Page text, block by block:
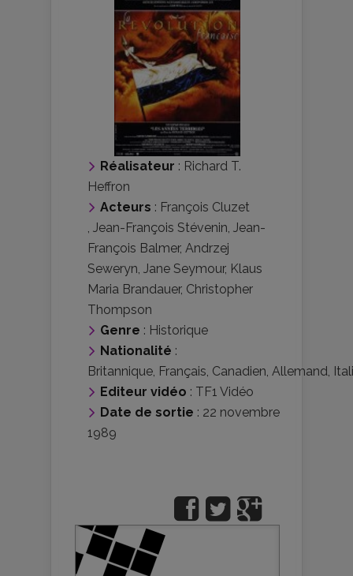
Réalisateur : Richard T.
Heffron
Acteurs : François Cluzet
, Jean-François Stévenin, Jean-
François Balmer, Andrzej
Seweryn, Jane Seymour, Klaus
Maria Brandauer, Christopher
Thompson
Genre : Historique
Nationalité :
Britannique, Français, Canadien, Allemand,
Editeur vidéo : TF1 Vidéo
Date de sortie : 22 novembre
1989